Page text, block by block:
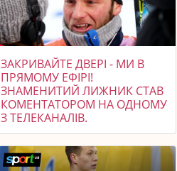
ЗАКРИВАЙТЕ ДВЕРІ - МИ В
ПРЯМОМУ ЕФІРІ!
ЗНАМЕНИТИЙ ЛИЖНИК СТАВ
КОМЕНТАТОРОМ НА ОДНОМУ
З ТЕЛЕКАНАЛІВ.